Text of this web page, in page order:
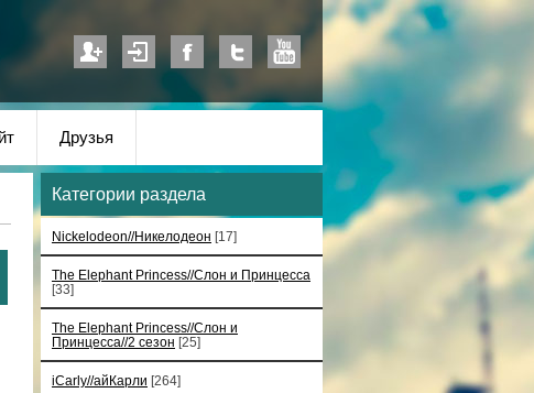
Друзья
Категории раздела
Nickelodeon//Никелодеон [17]
The Elephant Princess//Слон и Принцесса
[33]
The Elephant Princess//Слон и
Принцесса//2 сезон [25]
iCarly//айКарли [264]